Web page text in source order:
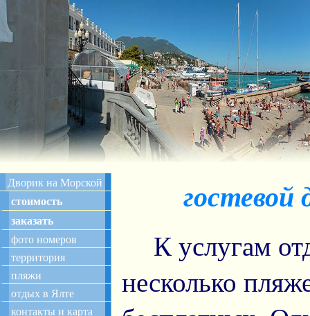
гостевой
К услугам
несколько
Дворик на Морской
стоимость
заказать
фото номеров
территория
пляжи
отдых в Ялте
контакты и карта